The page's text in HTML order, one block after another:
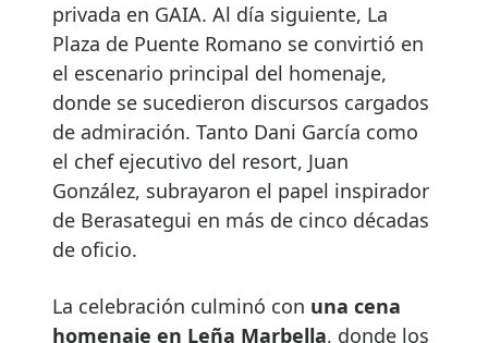
privada en GAIA. Al día siguiente, La
Plaza de Puente Romano se convirtió en
el escenario principal del homenaje,
donde se sucedieron discursos cargados
de admiración. Tanto Dani García como
el chef ejecutivo del resort, Juan
González, subrayaron el papel inspirador
de Berasategui en más de cinco décadas
de oficio.
La celebración culminó con una cena
homenaje en Leña Marbella, donde los